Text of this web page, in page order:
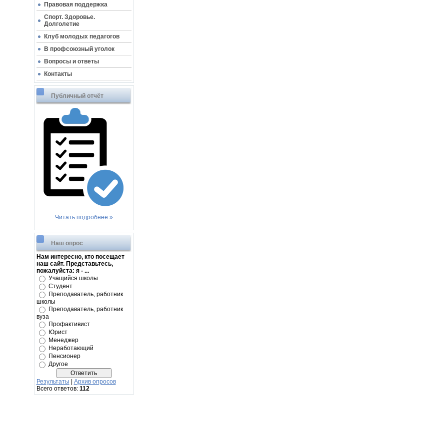
Правовая поддержка
Спорт. Здоровье.
Долголетие
Клуб молодых педагогов
В профсоюзный уголок
Вопросы и ответы
Контакты
Публичный отчёт
Читать подробнее »
Наш опрос
Нам интересно, кто посещает
наш сайт. Представьтесь,
пожалуйста: я - ...
Учащийся школы
Студент
Преподаватель, работник
школы
Преподаватель, работник
вуза
Профактивист
Юрист
Менеджер
Неработающий
Пенсионер
Другое
Результаты
Архив опросов
Всего ответов: 112